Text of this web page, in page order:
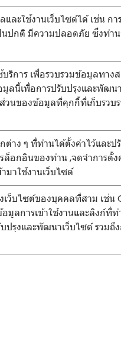
ละใช้งานเว็บไซต์ได้ เช่น ก
ปกติ มีความปลอดภัย ซึ่งท่า
ริการ เพื่อรวบรวมข้อมูลทาง
ลนี้เพื่อการปรับปรุงและพัฒน
นของข้อมูลที่คุกกี้ที่เก็บรวบ
ต่าง ๆ ที่ท่านได้ตั้งค่าไว้และ
ล็อกอินของท่าน ,จดจำการ
มาใช้งานเว็บไซต์
เว็บไซต์ของบุคคลที่สาม เ
มูลการเข้าใช้งานและลิงก์ที่
ปรุงและพัฒนาเว็บไซต์ รวม